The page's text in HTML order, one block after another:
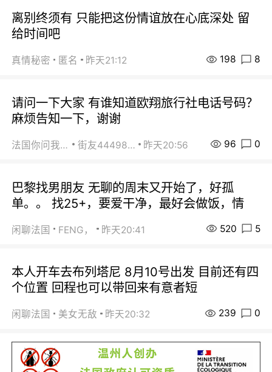
离别终须有 只能把这份情谊放在心底深处 留
给时间吧
真情秘密 匿名 昨天21:12 198 8
请问一下大家 有谁知道欧翔旅行社电话号码？
麻烦告知一下，谢谢
法国你问我答 街友44498484 昨天20:56 96 0
巴黎找男朋友 无聊的周末又开始了，好孤
单。。 找25+，要爱干净，最好会做饭，情
闲聊法国 FENG， 昨天20:41 520 5
本人开车去布列塔尼 8月10号出发 目前还有四
个位置 回程也可以带回来有意者短
闲聊法国 美女无敌 昨天20:32 239 0